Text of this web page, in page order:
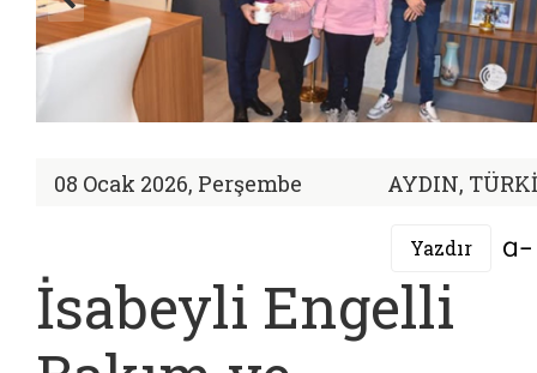
08 Ocak 2026, Perşembe AYDIN,
Yazdır
İsabeyli Engelli